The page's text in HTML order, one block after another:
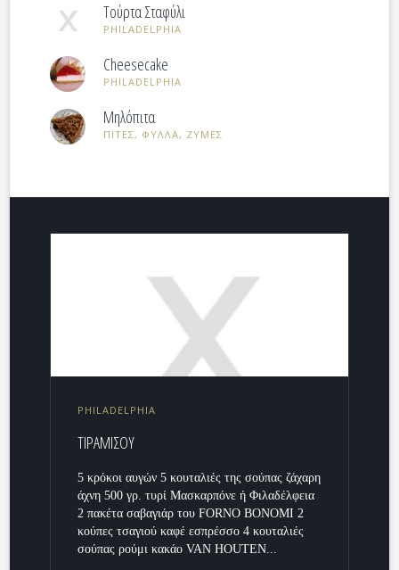
Τούρτα Σταφύλι
PHILADELPHIA
Cheesecake
PHILADELPHIA
Μηλόπιτα
ΠΙΤΕΣ, ΦΥΛΛΑ, ΖΥΜΕΣ
PHILADELPHIA
ΤΙΡΑΜΙΣΟΥ
5 κρόκοι αυγών 5 κουταλιές της σούπας ζάχαρη
άχνη 500 γρ. τυρί Μασκαρπόνε ή Φιλαδέλφεια
2 πακέτα σαβαγιάρ του FORNO BONOMI 2
κούπες τσαγιού καφέ εσπρέσσο 4 κουταλιές
σούπας ρούμι κακάο VAN HOUTEN...